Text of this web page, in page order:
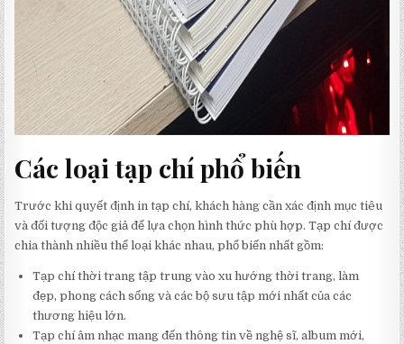
Các loại tạp chí phổ biến
Trước khi quyết định in tạp chí, khách hàng cần xác định mục tiêu
và đối tượng độc giả để lựa chọn hình thức phù hợp. Tạp chí được
chia thành nhiều thể loại khác nhau, phổ biến nhất gồm:
Tạp chí thời trang tập trung vào xu hướng thời trang, làm
đẹp, phong cách sống và các bộ sưu tập mới nhất của các
thương hiệu lớn.
Tạp chí âm nhạc mang đến thông tin về nghệ sĩ, album mới,